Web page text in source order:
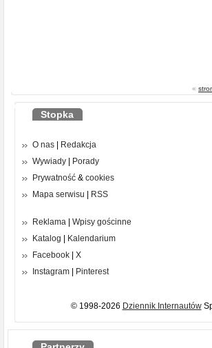
«
Stopka
O nas
Redakcja
Wywiady
Porady
Prywatność & cookies
Mapa serwisu
RSS
Reklama
Wpisy gościnne
Katalog
Kalendarium
Facebook
X
Instagram
Pinterest
© 1998-2026 Dziennik Internautów